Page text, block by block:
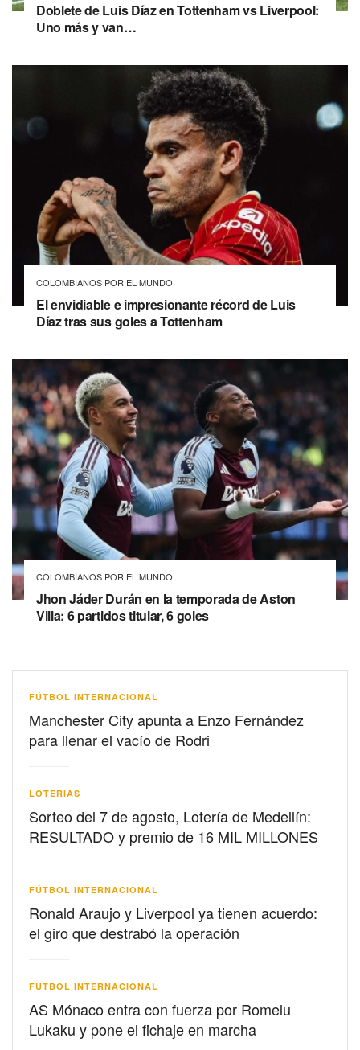
Doblete de Luis Díaz en Tottenham vs Liverpool:
Uno más y van…
COLOMBIANOS POR EL MUNDO
El envidiable e impresionante récord de Luis
Díaz tras sus goles a Tottenham
COLOMBIANOS POR EL MUNDO
Jhon Jáder Durán en la temporada de Aston
Villa: 6 partidos titular, 6 goles
FÚTBOL INTERNACIONAL
Manchester City apunta a Enzo Fernández
para llenar el vacío de Rodri
LOTERIAS
Sorteo del 7 de agosto, Lotería de Medellín:
RESULTADO y premio de 16 MIL MILLONES
FÚTBOL INTERNACIONAL
Ronald Araujo y Liverpool ya tienen acuerdo:
el giro que destrabó la operación
FÚTBOL INTERNACIONAL
AS Mónaco entra con fuerza por Romelu
Lukaku y pone el fichaje en marcha